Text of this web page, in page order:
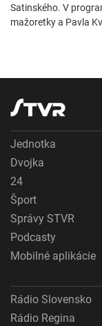
Satinského. V
mažoretky a Pavla
Jednotka
Dvojka
24
Šport
Správy STVR
Podcasty
Mobilné aplikácie
Rádio Slovensko
Rádio Regina